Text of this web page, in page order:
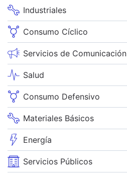
Industriales
Consumo Cíclico
Servicios de Comunicación
Salud
Consumo Defensivo
Materiales Básicos
Energía
Servicios Públicos